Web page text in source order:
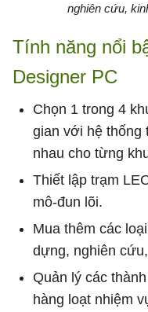
nghiên cứu,
Tính năng nổi
Designer PC
Chọn 1 trong 4
gian với hệ thống
nhau cho từng
Thiết lập trạm
mô-đun lõi.
Mua thêm các
dựng, nghiên
Quản lý các
hàng loạt nhiệm